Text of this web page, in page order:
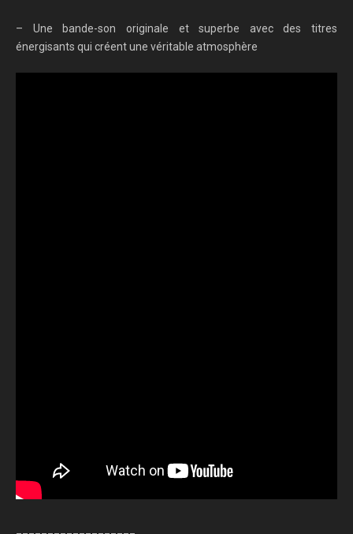
– Une bande-son originale et superbe avec des titres
énergisants qui créent une véritable atmosphère